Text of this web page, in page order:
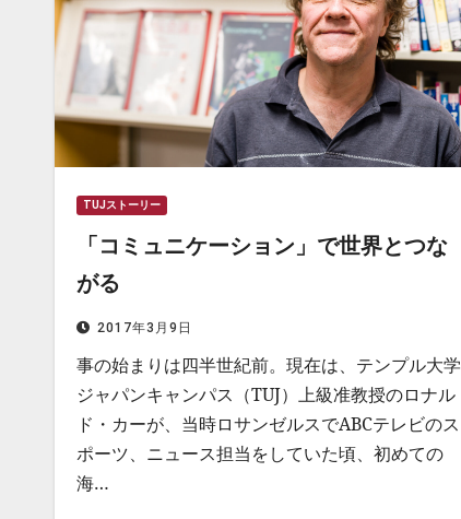
TUJストーリー
「コミュニケーション」で世界とつな
がる
2017年3月9日
事の始まりは四半世紀前。現在は、テンプル大学
ジャパンキャンパス（TUJ）上級准教授のロナル
ド・カーが、当時ロサンゼルスでABCテレビのス
ポーツ、ニュース担当をしていた頃、初めての
海…